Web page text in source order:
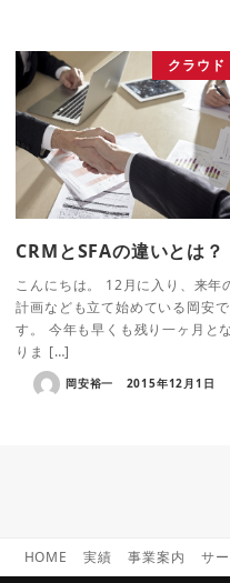
クラウド
CRMとSFAの違いとは？
こんにちは。 12月に入り、来年
計画なども立て始めている岡安で
す。 今年も早くも残り一ヶ月とな
りま […]
岡安裕一 2015年12月1日
HOME 実績 事業案内 サ